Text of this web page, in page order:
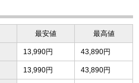
最安値 最高値
13,990円 43,890円
13,990円 43,890円